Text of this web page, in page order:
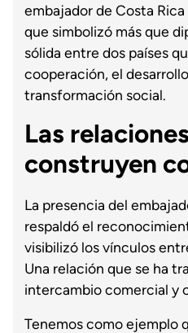
embajador de Costa
que simbolizó más que
sólida entre dos países
cooperación, el
transformación social.
Las
construyen
La presencia del
respaldó el
visibilizó los vínculos
Una relación que se ha
intercambio comercial y
Tenemos como ejemplo